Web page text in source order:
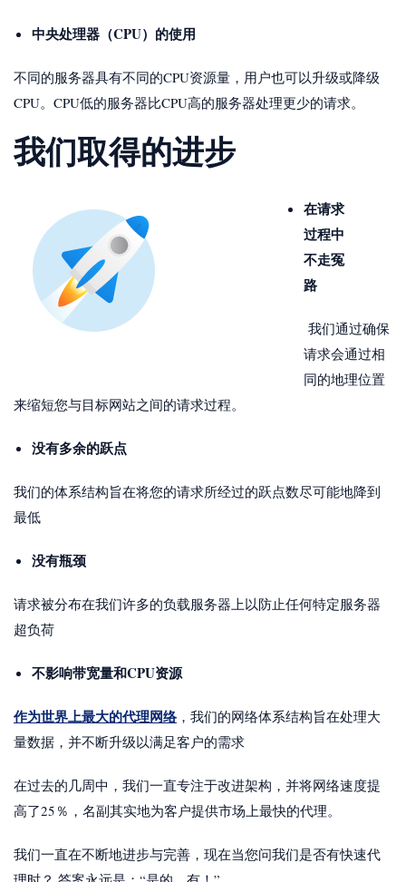
中央处理器（CPU）的使用
不同的服务器具有不同的CPU资源量，用户也可以升级或降级
CPU。CPU低的服务器比CPU高的服务器处理更少的请求。
我们取得的进步
在请求
过程中
不走冤
路
我们通过确保
请求会通过相
同的地理位置
来缩短您与目标网站之间的请求过程。
没有多余的跃点
我们的体系结构旨在将您的请求所经过的跃点数尽可能地降到
最低
没有瓶颈
请求被分布在我们许多的负载服务器上以防止任何特定服务器
超负荷
不影响带宽量和CPU资源
作为世界上最大的代理网络，我们的网络体系结构旨在处理大
量数据，并不断升级以满足客户的需求
在过去的几周中，我们一直专注于改进架构，并将网络速度提
高了25％，名副其实地为客户提供市场上最快的代理。
我们一直在不断地进步与完善，现在当您问我们是否有快速代